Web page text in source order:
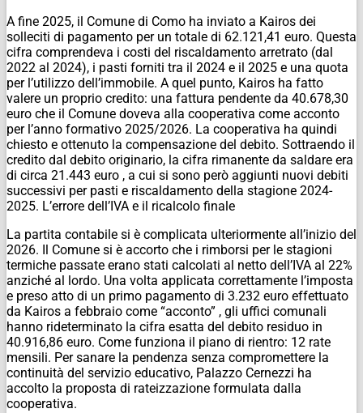
A fine 2025, il Comune di Como ha inviato a Kairos dei
solleciti di pagamento per un totale di 62.121,41 euro. Questa
cifra comprendeva i costi del riscaldamento arretrato (dal
2022 al 2024), i pasti forniti tra il 2024 e il 2025 e una quota
per l’utilizzo dell’immobile. A quel punto, Kairos ha fatto
valere un proprio credito: una fattura pendente da 40.678,30
euro che il Comune doveva alla cooperativa come acconto
per l’anno formativo 2025/2026. La cooperativa ha quindi
chiesto e ottenuto la compensazione del debito. Sottraendo il
credito dal debito originario, la cifra rimanente da saldare era
di circa 21.443 euro , a cui si sono però aggiunti nuovi debiti
successivi per pasti e riscaldamento della stagione 2024-
2025. L’errore dell’IVA e il ricalcolo finale
La partita contabile si è complicata ulteriormente all’inizio del
2026. Il Comune si è accorto che i rimborsi per le stagioni
termiche passate erano stati calcolati al netto dell’IVA al 22%
anziché al lordo. Una volta applicata correttamente l’imposta
e preso atto di un primo pagamento di 3.232 euro effettuato
da Kairos a febbraio come “acconto” , gli uffici comunali
hanno rideterminato la cifra esatta del debito residuo in
40.916,86 euro. Come funziona il piano di rientro: 12 rate
mensili. Per sanare la pendenza senza compromettere la
continuità del servizio educativo, Palazzo Cernezzi ha
accolto la proposta di rateizzazione formulata dalla
cooperativa.